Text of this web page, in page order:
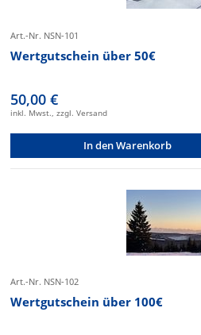
Art.-Nr. NSN-101
Wertgutschein über 50€
50,00 €
inkl. Mwst., zzgl. Versand
In den Warenkorb
Art.-Nr. NSN-102
Wertgutschein über 100€